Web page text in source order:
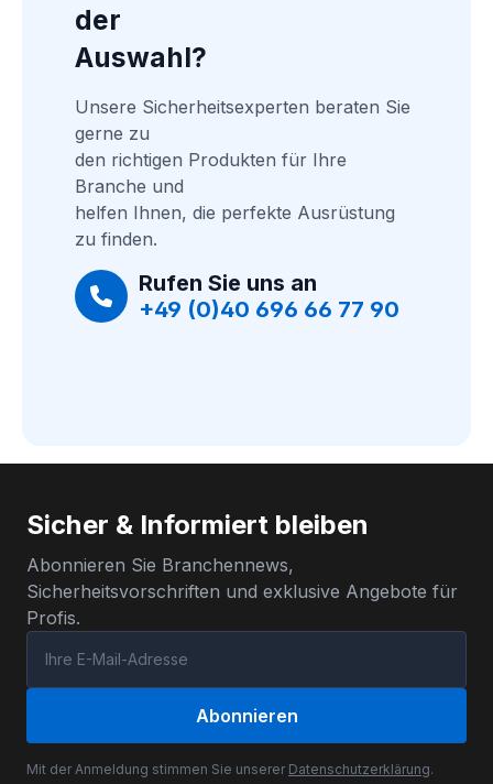
der
Auswahl?
Unsere Sicherheitsexperten beraten Sie
gerne zu
den richtigen Produkten für Ihre
Branche und
helfen Ihnen, die perfekte Ausrüstung
zu finden.
Rufen Sie uns an
+49 (0)40 696 66 77 90
Sicher & Informiert bleiben
Abonnieren Sie Branchennews,
Sicherheitsvorschriften und exklusive Angebote für
Profis.
Abonnieren
Mit der Anmeldung stimmen Sie unserer Datenschutzerklärung.